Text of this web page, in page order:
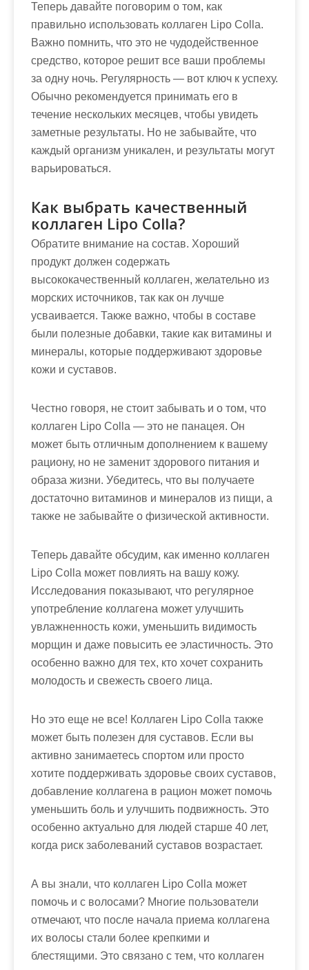
Теперь давайте поговорим о том, как
правильно использовать коллаген Lipo Colla.
Важно помнить, что это не чудодейственное
средство, которое решит все ваши проблемы
за одну ночь. Регулярность — вот ключ к успеху.
Обычно рекомендуется принимать его в
течение нескольких месяцев, чтобы увидеть
заметные результаты. Но не забывайте, что
каждый организм уникален, и результаты могут
варьироваться.
Как выбрать качественный
коллаген Lipo Colla?
Обратите внимание на состав. Хороший
продукт должен содержать
высококачественный коллаген, желательно из
морских источников, так как он лучше
усваивается. Также важно, чтобы в составе
были полезные добавки, такие как витамины и
минералы, которые поддерживают здоровье
кожи и суставов.
Честно говоря, не стоит забывать и о том, что
коллаген Lipo Colla — это не панацея. Он
может быть отличным дополнением к вашему
рациону, но не заменит здорового питания и
образа жизни. Убедитесь, что вы получаете
достаточно витаминов и минералов из пищи, а
также не забывайте о физической активности.
Теперь давайте обсудим, как именно коллаген
Lipo Colla может повлиять на вашу кожу.
Исследования показывают, что регулярное
употребление коллагена может улучшить
увлажненность кожи, уменьшить видимость
морщин и даже повысить ее эластичность. Это
особенно важно для тех, кто хочет сохранить
молодость и свежесть своего лица.
Но это еще не все! Коллаген Lipo Colla также
может быть полезен для суставов. Если вы
активно занимаетесь спортом или просто
хотите поддерживать здоровье своих суставов,
добавление коллагена в рацион может помочь
уменьшить боль и улучшить подвижность. Это
особенно актуально для людей старше 40 лет,
когда риск заболеваний суставов возрастает.
А вы знали, что коллаген Lipo Colla может
помочь и с волосами? Многие пользователи
отмечают, что после начала приема коллагена
их волосы стали более крепкими и
блестящими. Это связано с тем, что коллаген